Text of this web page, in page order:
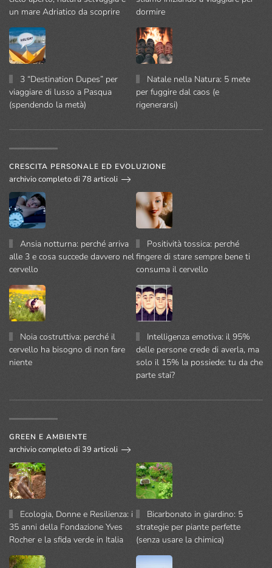
un mare Adriatico da scoprire
dormire
3 “Destination Dupes” per
viaggiare di lusso a Pasqua
(spendendo la metà)
Natale nella Natura: 5 mete
per fuggire dal caos (e
rigenerarsi)
CRESCITA PERSONALE ED EVOLUZIONE
archivio completo di 78 articoli
Ansia notturna: perché arriva
alle 3 e cosa succede davvero nel
cervello
Positività tossica: perché
fingere di stare sempre bene ti
consuma il cervello
Noia costruttiva: perché il
cervello ha bisogno di non fare
niente
Intelligenza emotiva: il 95%
delle persone crede di averla, ma
solo il 15% la possiede: tu da che
parte stai?
GREEN E AMBIENTE
archivio completo di 39 articoli
Ecologia, Donne e Resilienza: i
35 anni della Fondazione Yves
Rocher e la sfida verde in Italia
Bicarbonato in giardino: 5
strategie per piante perfette
(senza usare la chimica)